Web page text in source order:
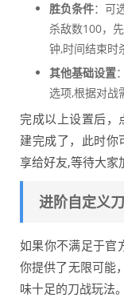
胜负条件：可
杀敌数100，
钟,时间结束时
其他基础设置
选项,根据对战
完成以上设置后，
建完成了，此时你
享给好友,等待大家
进阶自定义
如果你不满足于官
你提供了无限可能
味十足的刀战玩法。